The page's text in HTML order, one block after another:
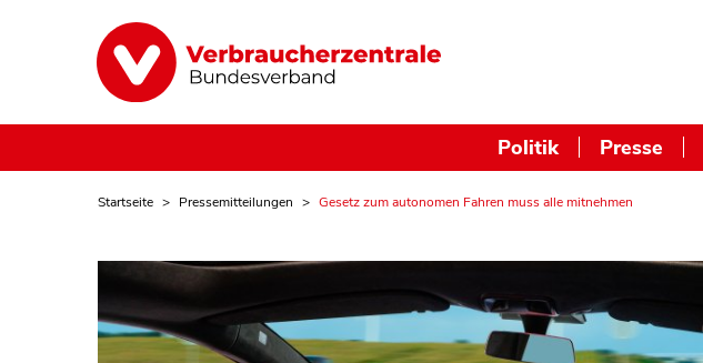
Politik Presse
Startseite Pressemitteilungen Gesetz zum autonomen Fahren muss alle mitnehmen